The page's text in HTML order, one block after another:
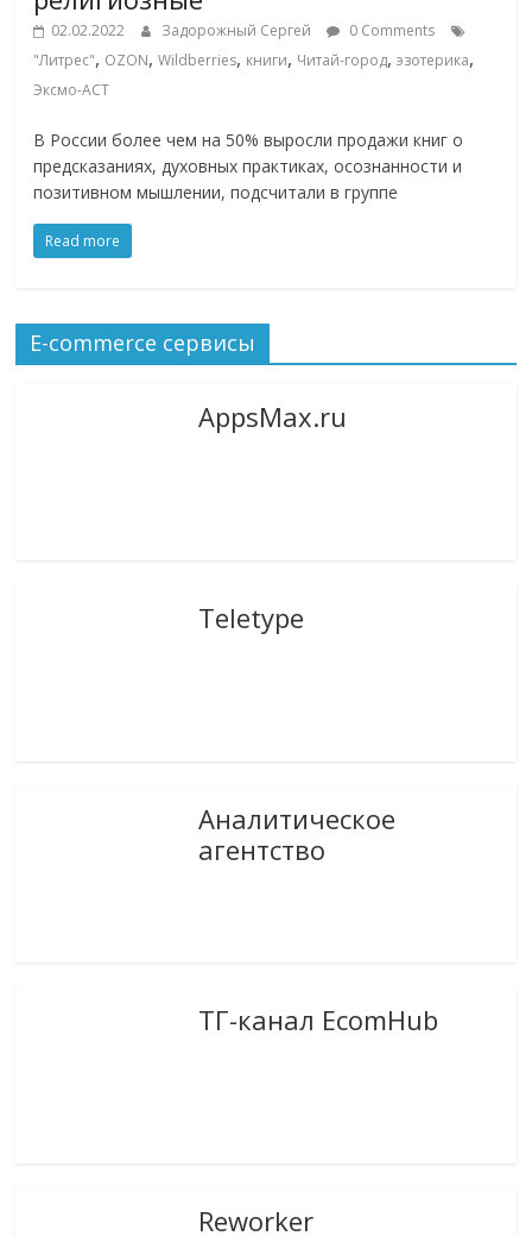
02.02.2022 Задорожный Сергей
0 Comments
"Литрес", OZON,Wildberries, книги, Читай-город,эзотерика,
Эксмо-АСТ
В России более чем на 50% выросли продажи книг о
предсказаниях, духовных практиках, осознанности и
позитивном мышлении, подсчитали в группе
Read more
E-commerce сервисы
AppsMax.ru
Teletype
Аналитическое
агентство
ТГ-канал EcomHub
Reworker